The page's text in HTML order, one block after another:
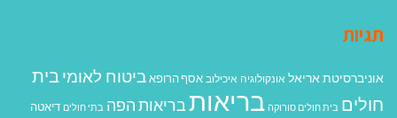
תגיות
אוניברסיטת אריאל אונקולוגיה איכילוב אסף הרופא ביטוח לאומיבית
חולים בית חולים סורוקה בריאותבריאות הפה בתי חולים דיאטה